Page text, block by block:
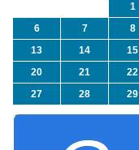
1
6
7 8
13
14 15
20
21 22
27
28 29